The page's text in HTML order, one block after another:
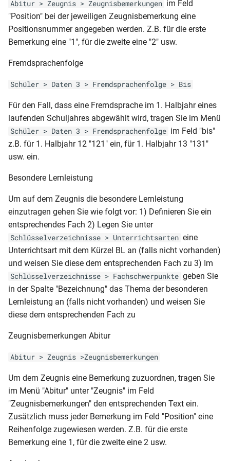
BER-BOS-FHReife (Schul Z
532)(06.05)
BER-BOS-HJZ (Schul Z 530)
(03.05)
BER-BQL TZ-AZ (Schul Z 507
BER-BQL TZ-HJZ (Schul Z
505 a-b-c)
BER-BQL TZ-HJZ (Schul Z
BER-BQL VZ-HJZ (Schul Z
505 a)
BER-BS-AS (MSA Schul Z
502)
BER-BS-AS (MSA Schul Z
502d)
BER-BS-AS
BER-BS-AZ (Schul Z 503)
BER-BS-FHReife (Schul Z
BER-BS-HJZ (2006 mit
Gewichtung)
BER-BS-HJZ (2006)
MVP-GY-AS
(Gesamteinschätzung 9-10)
MVP-GY-AS (Jahrgangsstufe
MVP-GY-AS (Jahrgangsstufe
7-10)
MVP-GY-AS (Jahrgangsstufe
MVP-GY-AZ (2013 2 Seiten)
MVP-GY-AZ (Wahlpflicht 1. +
2. HJ)
MVP-GY-AZ (Wahlpflicht
allgemein)
MVP-GY-HJZ
MVP-GY-HJZ (Seite 2 mit
Noten)
MVP-GY-JZ (Seite 1
Lernentwicklungsbericht)
MVP-GY-JZ (Seite 2 mit
Noten)
MVP-GY-JZ (Wahlpflicht 1. u.
2. HJ)
NRW-BS-AZ
NRW-BS-FHReife
NRW-BS-HJZ
NRW-BS-JZ
NRW-E01-6A-J
(Fachschulabschluss +- FHR)
NRW-FO-AS
NRW-FS-AS (3. Jahr)
NRW-GES-JZ-HJZ (5-
9.1_10.1)
NRW-GY
(Laufbahnbescheinigung)
NRW-GY-ABI (Anlage 12)
NRW-GY-ABI
NRW-GY-AS (Variante 2)
NRW-GY-AZ (Jahrgangsstufe
11)
NRW-GY-AZ (Klasse 9-10)
NRW-GY-HJZ (Klasse 5-8)
RLP-GY-JZ (2spaltig und mit
versäumten Tagen)
RLP-GY-JZ (2spaltig und mit
versäumten Stunden)
RLP-GY-JZ (2spaltig ohne
RLP-GY-JZ (2spaltig mit FSP)
RLP-GY-JZ (2spaltig mit FSP
Variante 3)
Variante 2)
RLP-GY-HJZ 11-2
RLP-GY-HJZ 11-1
RLP-GY-HJZ (11-13)
RLP-GY-HJZ (2spaltig ohne
FSP)
RLP-GY-HJZ (2spaltig mit
RLP-GY-FHReife
(Jahrgangstufe 11-13)
RLP-GY-AZ (2016)
RLP-GY-AZ (2006)
Schulpflichtverletzung)
Schüler (Bescheinigung-
Laufbahn)
Schüler (gruppiert nach
Herkunftsschulen)
Schüler
BBS(Zeitraumübergreifende
Notenübersicht)
Schüler mit Herkunftsschulen
Schüler mit Herkunftsschulen
Schüler(Verzeichnis der
Prüflinge nach
Prüfungsfaechern)
Schüler-Abi (Antrag
mündliche Prüfung)
Abschlussbericht(Schulabgänger)
74)
Schülerausweis ABS
Schülerausweis BBS
Geburtsdatum
Klassenliste Schüler mit
Betrieben
Klassenliste Schüler-
Notenmatirx
Klassenliste Schüler-
Notenmatrix (Querformat)
Klassenliste Schüler-
Notenmatrix (Querformat)
Klassenliste Schüler-
Notenmatrix (Querformat-
Durchschnitt)
Klassenliste Schüler-
Notenmatrix (mit
Fachniveau)
Klassenliste Schüler-
Notenmatrix (mit Fehltagen)
Klassenliste Schüler-
Notenmatrix (mit Verhalten
und Mitarbeit)
Klassenliste Teilzeit mit Kreis
Klassenliste Teilzeitklassen
Klassenliste Vollzeit mit Kreis
Abitur > Zeugnis > Zeugnisbemerkungen im Feld
"Position" bei der jeweiligen Zeugnisbemerkung eine
Positionsnummer angegeben werden. Z.B. für die erste
Bemerkung eine "1", für die zweite eine "2" usw.
Fremdsprachenfolge
Schüler > Daten 3 > Fremdsprachenfolge > Bis
Für den Fall, dass eine Fremdsprache im 1. Halbjahr eines
laufenden Schuljahres abgewählt wird, tragen Sie im Menü
Schüler > Daten 3 > Fremdsprachenfolge im Feld "bis"
z.B. für 1. Halbjahr 12 "121" ein, für 1. Halbjahr 13 "131"
usw. ein.
Besondere Lernleistung
Um auf dem Zeugnis die besondere Lernleistung
einzutragen gehen Sie wie folgt vor: 1) Definieren Sie ein
entsprechendes Fach 2) Legen Sie unter
Schlüsselverzeichnisse > Unterrichtsarten eine
Unterrichtsart mit dem Kürzel BL an (falls nicht vorhanden)
und weisen Sie diese dem entsprechenden Fach zu 3) Im
Schlüsselverzeichnisse > Fachschwerpunkte geben Sie
in der Spalte "Bezeichnung" das Thema der besonderen
Lernleistung an (falls nicht vorhanden) und weisen Sie
diese dem entsprechenden Fach zu
Zeugnisbemerkungen Abitur
Abitur > Zeugnis >Zeugnisbemerkungen
Um dem Zeugnis eine Bemerkung zuzuordnen, tragen Sie
im Menü "Abitur" unter "Zeugnis" im Feld
"Zeugnisbemerkungen" den entsprechenden Text ein.
Zusätzlich muss jeder Bemerkung im Feld "Position" eine
Reihenfolge zugewiesen werden. Z.B. für die erste
Bemerkung eine 1, für die zweite eine 2 usw.